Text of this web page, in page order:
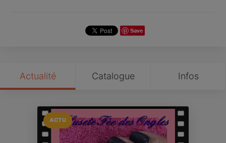
Save
Actualité Catalogue Infos
ACTU